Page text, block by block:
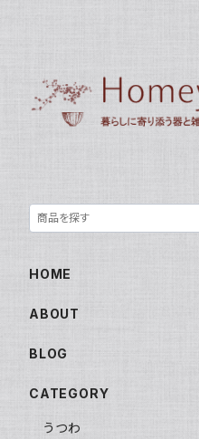
HOME
ABOUT
BLOG
CATEGORY
うつわ